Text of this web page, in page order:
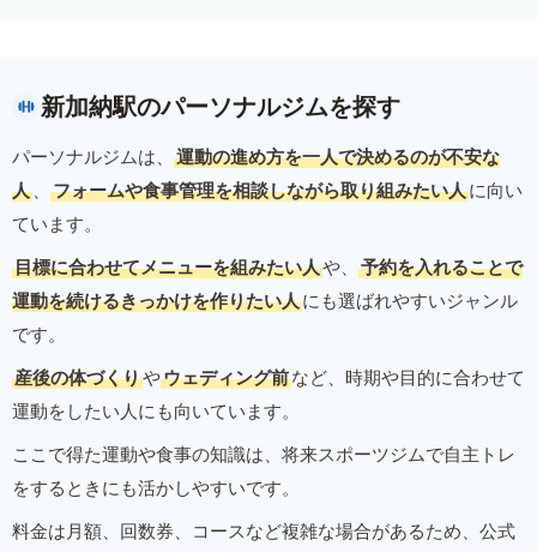
新加納駅のパーソナルジムを探す
パーソナルジムは、
運動の進め方を一人で決めるのが不安な
人 、 フォームや食事管理を相談しながら取り組みたい人に向い
ています。
目標に合わせてメニューを組みたい人や、
予約を入れることで
運動を続けるきっかけを作りたい人にも選ばれやすいジャンル
です。
産後の体づくりやウェディング前など、時期や目的に合わせて
運動をしたい人にも向いています。
ここで得た運動や食事の知識は、将来スポーツジムで自主トレ
をするときにも活かしやすいです。
料金は月額、回数券、コースなど複雑な場合があるため、公式